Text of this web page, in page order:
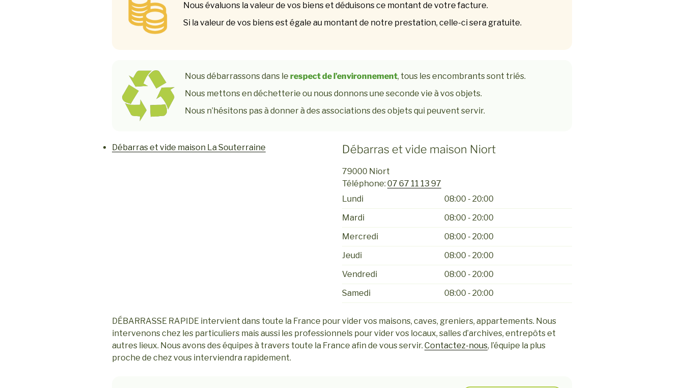
Nous évaluons la valeur de vos biens et déduisons ce montant de votre facture.
Si la valeur de vos biens est égale au montant de notre prestation, celle-ci sera gratuite.
Nous débarrassons dans lerespect de l’environnement, tous les encombrants sont triés.
Nous mettons en déchetterie ou nous donnons une seconde vie à vos objets.
Nous n’hésitons pas à donner à des associations des objets qui peuvent servir.
Débarras et vide maison La Souterraine Débarras et vide maison Niort
79000 Niort
Téléphone: 07 67 11 13 97
Lundi
08:00 - 20:00
Mardi
08:00 - 20:00
Mercredi
08:00 - 20:00
Jeudi
08:00 - 20:00
Vendredi
08:00 - 20:00
Samedi
08:00 - 20:00
DÉBARRASSE RAPIDE intervient dans toute la France pour vider vos maisons, caves, greniers, appartements. Nous
intervenons chez les particuliers mais aussi les professionnels pour vider vos locaux, salles d’archives, entrepôts et
autres lieux. Nous avons des équipes à travers toute la France afin de vous servir. Contactez-nous, l’équipe la plus
proche de chez vous interviendra rapidement.